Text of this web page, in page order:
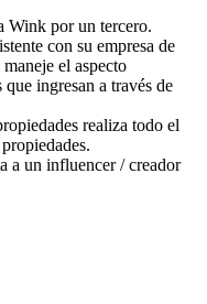
Wink por un tercero.
con su empresa de
el aspecto
ingresan a través de
realiza todo el
a un influencer / creador